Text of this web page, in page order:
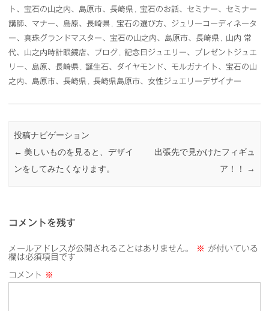
ト、宝石の山之内、島原市、長崎県
宝石のお話、セミナー、セミナー
講師、マナー、島原、長崎県
宝石の選び方、ジュリーコーディネータ
ー、真珠グランドマスター、宝石の山之内、島原市、長崎県
山内 常
代、山之内時計眼鏡店、ブログ
記念日ジュエリー、プレゼントジュエ
リー、島原、長崎県
誕生石、ダイヤモンド、モルガナイト、宝石の山
之内、島原市、長崎県
長崎県島原市、女性ジュエリーデザイナー
投稿ナビゲーション
← 美しいものを見ると、デザイ
ンをしてみたくなります。
出張先で見かけたフィギュ
ア！！
→
コメントを残す
メールアドレスが公開されることはありません。 ※ が付いている
欄は必須項目です
コメント ※